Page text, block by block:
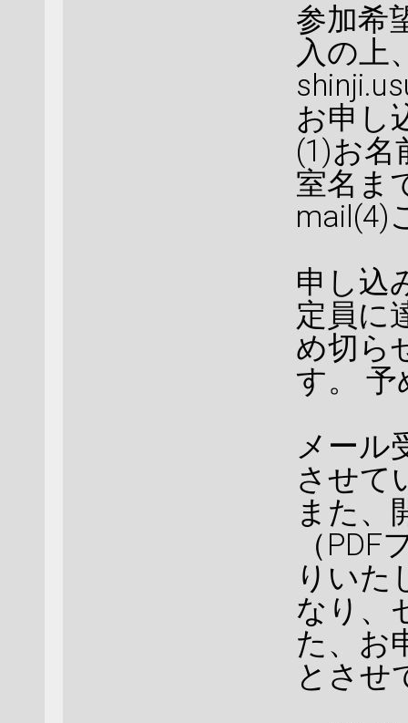
参加希
入の上
お申し
(1)お名
室名ま
mail(4)
申し込
定員に
め切ら
す。 予
メール
させて
また、
（
りいた
なり、
た、お
とさせ